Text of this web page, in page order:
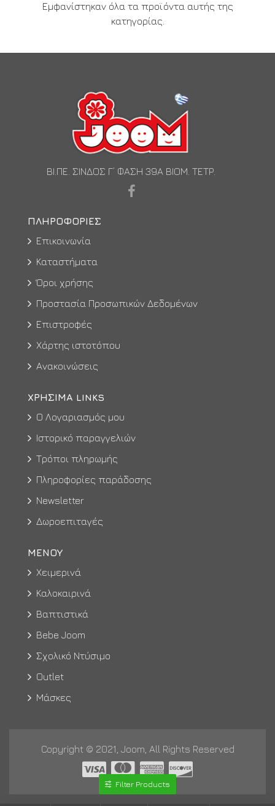
Εμφανίστηκαν όλα τα προϊόντα αυτής της
κατηγορίας.
ΒΙ.ΠΕ. ΣΙΝΔΟΣ Γ’ ΦΑΣΗ 39Α ΒΙΟΜ. ΤΕΤΡ.
ΠΛΗΡΟΦΟΡΊΕΣ
Επικοινωνία
Καταστήματα
Όροι χρήσης
Προστασία Προσωπικών Δεδομένων
Επιστροφές
Χάρτης ιστοτόπου
Ανακοινώσεις
ΧΡΉΣΙΜΑ LINKS
Ο Λογαριασμός μου
Ιστορικό παραγγελιών
Τρόποι πληρωμής
Πληροφορίες παράδοσης
Newsletter
Δωροεπιταγές
ΜΕΝΟΥ
Χειμερινά
Καλοκαιρινά
Βαπτιστικά
Bebe Joom
Σχολικό Ντύσιμο
Outlet
Μάσκες
Copyright © 2021, Joom, All Rights Reserved
Filter Products